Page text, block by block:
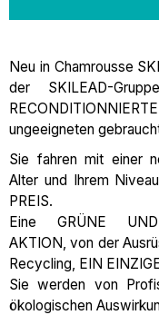
Neu in Chamrousse
der SKILEAD-
ungeeigneten
Sie fahren mit einer
Alter und Ihrem
PREIS.
Eine GRÜNE UND
AKTION, von der
Recycling, EIN
Sie werden von
ökologischen